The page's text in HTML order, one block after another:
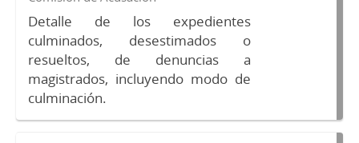
Detalle de los expedientes
culminados, desestimados o
resueltos, de denuncias a
magistrados, incluyendo modo de
culminación.